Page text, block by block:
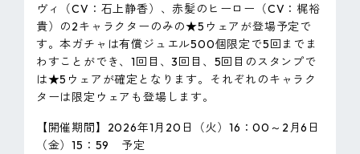
ヴィ（CV：石上静香）、赤髪のヒーロー（CV：梶裕
貴）の2キャラクターのみの★5ウェアが登場予定で
す。本ガチャは有償ジュエル500個限定で5回までま
わすことができ、1回目、3回目、5回目のスタンプで
は★5ウェアが確定となります。それぞれのキャラク
ターは限定ウェアも登場します。
【開催期間】2026年1月20日（火）16：00～2月6日
（金）15：59 予定